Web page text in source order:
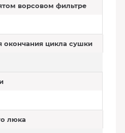
ворсовом фильтре
окончания цикла сушки
люка